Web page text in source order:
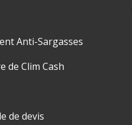
Anti-Sargasses
de Clim Cash
de devis